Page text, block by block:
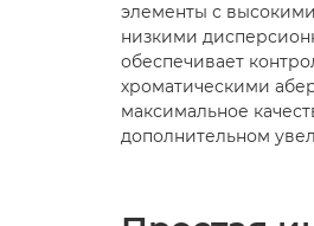
элементы с
низкими
обеспечивает
хроматическими
максимальное
дополнительном